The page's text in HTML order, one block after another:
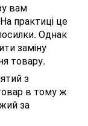
вам
практиці це
Однак
заміну
товару.
з
в тому ж
за